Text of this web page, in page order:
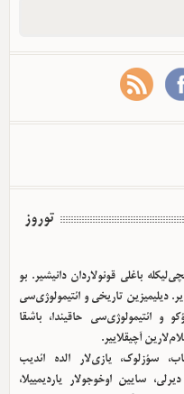
توروز
باغلی قونولاردان دانیشیر. بو
دیلیمیزین تاریخی و ائتیمولوژی‌سی
و ائتیمولوژی‌سی حاقیندا، باشقا
آچیقلاییر.
سؤزلوک، یازی‌لار الده ائدیب
سایین اوخوجولار یاردیمییلا،